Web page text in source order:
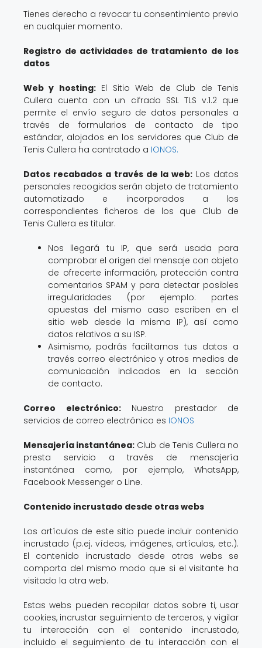
Tienes derecho a revocar tu consentimiento previo
en cualquier momento.
Registro de actividades de tratamiento de los
datos
Web y hosting:El Sitio Web de Club de Tenis
Cullera cuenta con un cifrado SSL TLS v.1.2 que
permite el envío seguro de datos personales a
través de formularios de contacto de tipo
estándar, alojados en los servidores que Club de
Tenis Cullera ha contratado a IONOS.
Datos recabados a través de la web: Los datos
personales recogidos serán objeto de tratamiento
automatizado e incorporados a los
correspondientes ficheros de los que Club de
Tenis Cullera es titular.
Nos llegará tu IP, que será usada para
comprobar el origen del mensaje con objeto
de ofrecerte información, protección contra
comentarios SPAM y para detectar posibles
irregularidades (por ejemplo: partes
opuestas del mismo caso escriben en el
sitio web desde la misma IP), así como
datos relativos a su ISP.
Asimismo, podrás facilitarnos tus datos a
través correo electrónico y otros medios de
comunicación indicados en la sección
de contacto.
Correo electrónico:Nuestro prestador de
servicios de correo electrónico es IONOS
Mensajería instantánea: Club de Tenis Cullera no
presta servicio a través de mensajería
instantánea como, por ejemplo, WhatsApp,
Facebook Messenger o Line.
Contenido incrustado desde otras webs
Los artículos de este sitio puede incluir contenido
incrustado (p.ej. vídeos, imágenes, artículos, etc.).
El contenido incrustado desde otras webs se
comporta del mismo modo que si el visitante ha
visitado la otra web.
Estas webs pueden recopilar datos sobre ti, usar
cookies, incrustar seguimiento de terceros, y vigilar
tu interacción con el contenido incrustado,
incluido el seguimiento de tu interacción con el